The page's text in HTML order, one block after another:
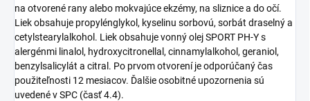
na otvorené rany alebo mokvajúce ekzémy, na sliznice a do očí.
Liek obsahuje propylénglykol, kyselinu sorbovú, sorbát draselný a
cetylstearylalkohol. Liek obsahuje vonný olej SPORT PH-Y s
alergénmi linalol, hydroxycitronellal, cinnamylalkohol, geraniol,
benzylsalicylát a citral. Po prvom otvorení je odporúčaný čas
použiteľnosti 12 mesiacov. Ďalšie osobitné upozornenia sú
uvedené v SPC (časť 4.4).